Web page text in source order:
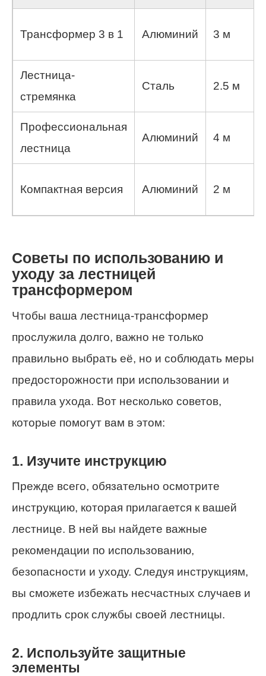
Трансформер 3 в 1 Алюминий 3 м
Лестница-
стремянка
Сталь 2.5 м
Профессиональная
лестница
Алюминий 4 м
Компактная версия Алюминий 2 м
Советы по использованию и
уходу за лестницей
трансформером
Чтобы ваша лестница-трансформер
прослужила долго, важно не только
правильно выбрать её, но и соблюдать меры
предосторожности при использовании и
правила ухода. Вот несколько советов,
которые помогут вам в этом:
1. Изучите инструкцию
Прежде всего, обязательно осмотрите
инструкцию, которая прилагается к вашей
лестнице. В ней вы найдете важные
рекомендации по использованию,
безопасности и уходу. Следуя инструкциям,
вы сможете избежать несчастных случаев и
продлить срок службы своей лестницы.
2. Используйте защитные
элементы